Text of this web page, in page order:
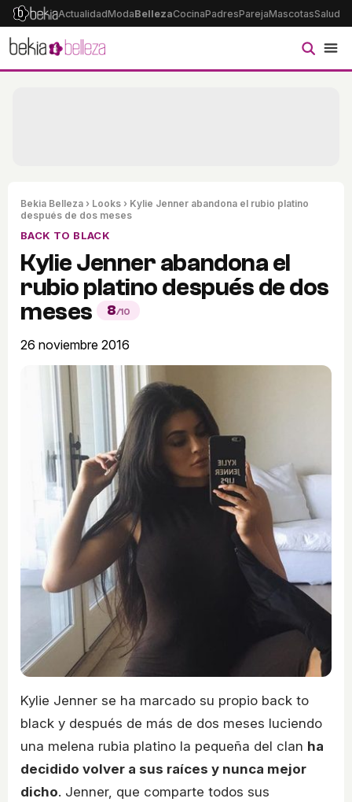
ActualidadModaBellezaCocinaPadresParejaMascotasSalud
Bekia Belleza › Looks › Kylie Jenner abandona el rubio platino
después de dos meses
BACK TO BLACK
Kylie Jenner abandona el
rubio platino después de dos
meses
8/10
26 noviembre 2016
Kylie Jenner se ha marcado su propio back to
black y después de más de dos meses luciendo
una melena rubia platino la pequeña del clan ha
decidido volver a sus raíces y nunca mejor
dicho. Jenner, que comparte todos sus